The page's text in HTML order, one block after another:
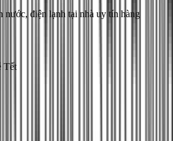
nước, điện lạnh tại nhà uy tín hàng
Tết